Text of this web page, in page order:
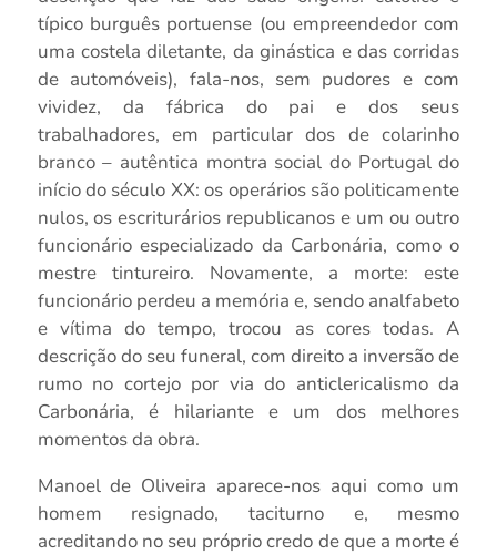
típico burguês portuense (ou empreendedor com
uma costela diletante, da ginástica e das corridas
de automóveis), fala-nos, sem pudores e com
vividez, da fábrica do pai e dos seus
trabalhadores, em particular dos de colarinho
branco – autêntica montra social do Portugal do
início do século XX: os operários são politicamente
nulos, os escriturários republicanos e um ou outro
funcionário especializado da Carbonária, como o
mestre tintureiro. Novamente, a morte: este
funcionário perdeu a memória e, sendo analfabeto
e vítima do tempo, trocou as cores todas. A
descrição do seu funeral, com direito a inversão de
rumo no cortejo por via do anticlericalismo da
Carbonária, é hilariante e um dos melhores
momentos da obra.
Manoel de Oliveira aparece-nos aqui como um
homem resignado, taciturno e, mesmo
acreditando no seu próprio credo de que a morte é